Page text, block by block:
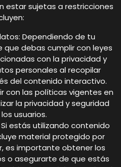
estar sujetas a restricciones
Dependiendo de tu
que debas cumplir con leyes
con la privacidad y
personales al recopilar
del contenido interactivo.
con las políticas vigentes en
la privacidad y seguridad
usuarios.
estás utilizando contenido
material protegido por
es importante obtener los
o asegurarte de que estás